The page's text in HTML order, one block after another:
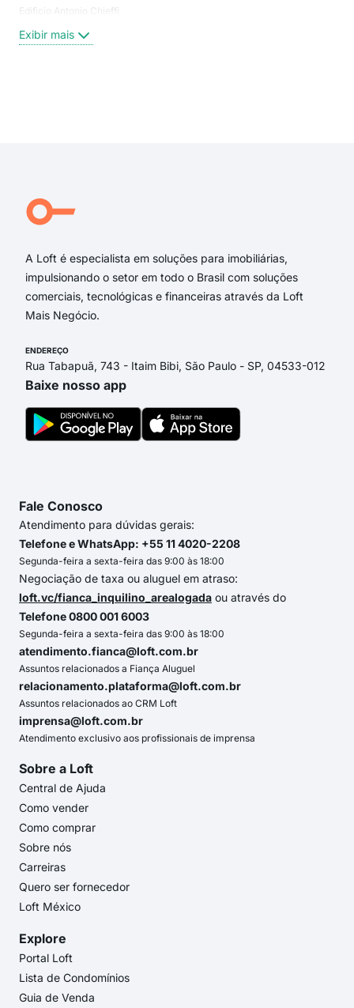
Edificio Antonio Chieffi
Exibir mais
A Loft é especialista em soluções para imobiliárias,
impulsionando o setor em todo o Brasil com soluções
comerciais, tecnológicas e financeiras através da Loft
Mais Negócio.
ENDEREÇO
Rua Tabapuã, 743 - Itaim Bibi, São Paulo - SP, 04533-012
Baixe nosso app
Fale Conosco
Atendimento para dúvidas gerais:
Telefone e WhatsApp: +55 11 4020-2208
Segunda-feira a sexta-feira das 9:00 às 18:00
Negociação de taxa ou aluguel em atraso:
loft.vc/fianca_inquilino_arealogada ou através do
Telefone 0800 001 6003
Segunda-feira a sexta-feira das 9:00 às 18:00
atendimento.fianca@loft.com.br
Assuntos relacionados a Fiança Aluguel
relacionamento.plataforma@loft.com.br
Assuntos relacionados ao CRM Loft
imprensa@loft.com.br
Atendimento exclusivo aos profissionais de imprensa
Sobre a Loft
Central de Ajuda
Como vender
Como comprar
Sobre nós
Carreiras
Quero ser fornecedor
Loft México
Explore
Portal Loft
Lista de Condomínios
Guia de Venda